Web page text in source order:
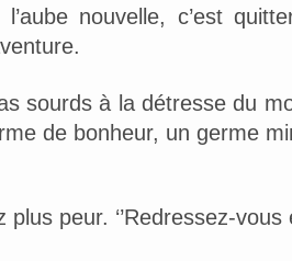
l’aube nouvelle, c’est
sourds à la détresse du
de bonheur, un germe
plus peur. ‘’Redressez-vous